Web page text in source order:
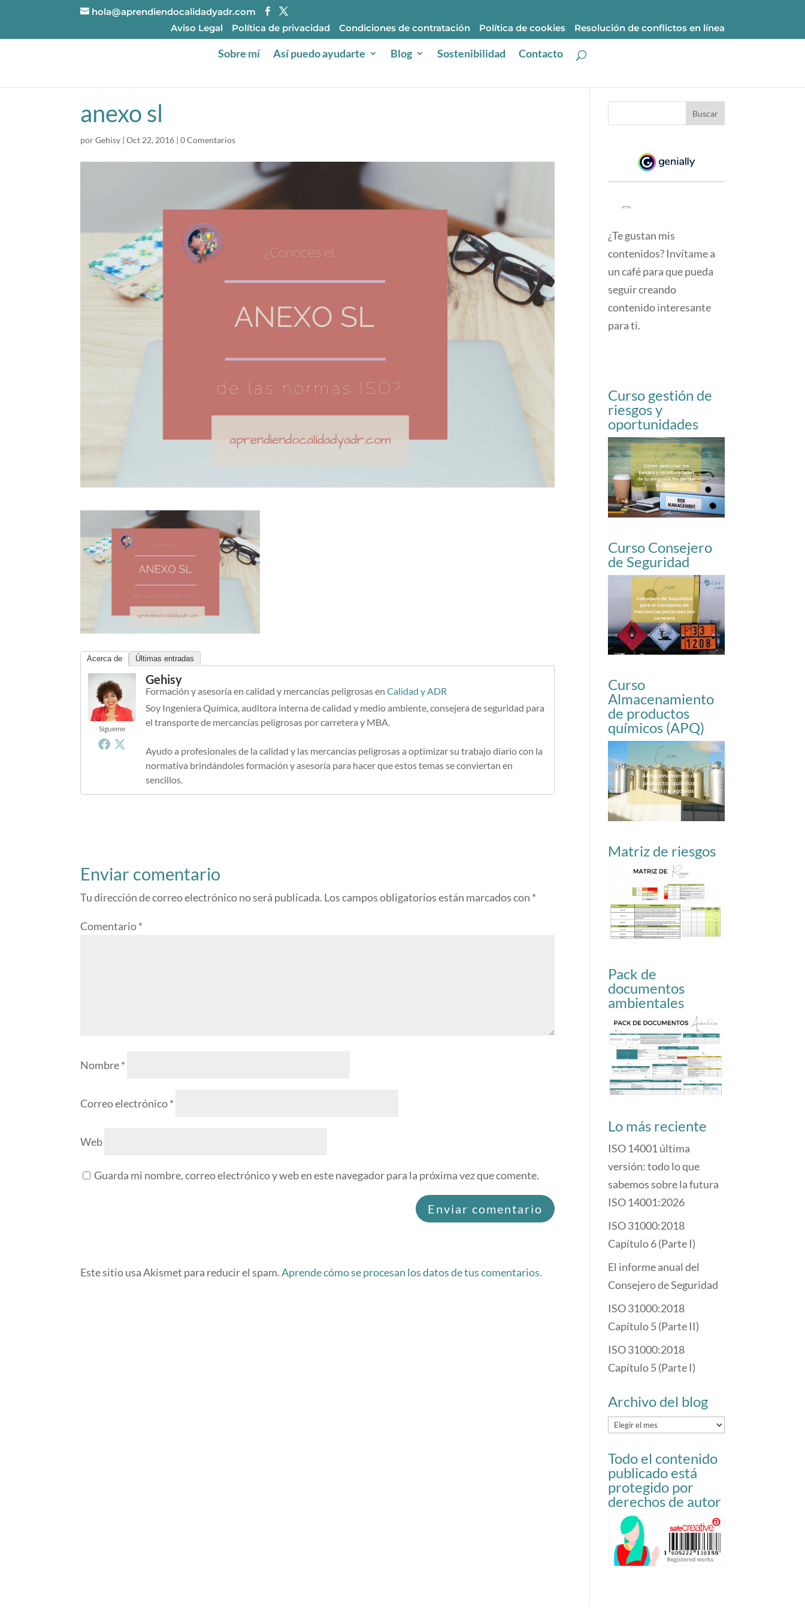
hola@aprendiendocalidadyadr.com
Aviso Legal
Política de privacidad Condiciones de contratación Política de cookies Resolución de conflictos en línea
Sobre mí Así puedo ayudarte Blog Sostenibilidad Contacto
anexo sl
porGehisy |Oct 22, 2016 |0 Comentarios
Acerca de Últimas entradas
Sígueme
Gehisy
Formación y asesoría en calidad y mercancías peligrosasenCalidad y ADR
Soy Ingeniera Química, auditora interna de calidad y medio ambiente, consejera de seguridad para
el transporte de mercancías peligrosas por carretera y MBA.
Ayudo a profesionales de la calidad y las mercancías peligrosas a optimizar su trabajo diario con la
normativa brindándoles formación y asesoría para hacer que estos temas se conviertan en
sencillos.
Enviar comentario
Tu dirección de correo electrónico no será publicada. Los campos obligatorios están marcados con *
Comentario*
Nombre*
Correo electrónico*
Web
Guarda mi nombre, correo electrónico y web en este navegador para la próxima vez que comente.
Este sitio usa Akismet para reducir el spam.Aprende cómo se procesan los datos de tus comentarios.
¿Te gustan mis
contenidos? Invítame a
un café para que pueda
seguir creando
contenido interesante
para ti.
Curso gestión de
riesgos y
oportunidades
Curso Consejero
de Seguridad
Curso
Almacenamiento
de productos
químicos (APQ)
Matriz de riesgos
Pack de
documentos
ambientales
Lo más reciente
ISO 14001 última
versión: todo lo que
sabemos sobre la futura
ISO 14001:2026
ISO 31000:2018
Capítulo 6 (Parte I)
El informe anual del
Consejero de Seguridad
ISO 31000:2018
Capítulo 5 (Parte II)
ISO 31000:2018
Capítulo 5 (Parte I)
Archivo del blog
Archivo
blog
Todo el contenido
publicado está
protegido por
derechos de autor